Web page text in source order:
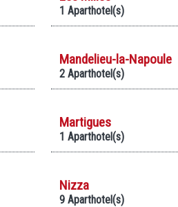
1 Aparthotel(s)
Mandelieu-la-Napoule
2 Aparthotel(s)
Martigues
1 Aparthotel(s)
Nizza
9 Aparthotel(s)